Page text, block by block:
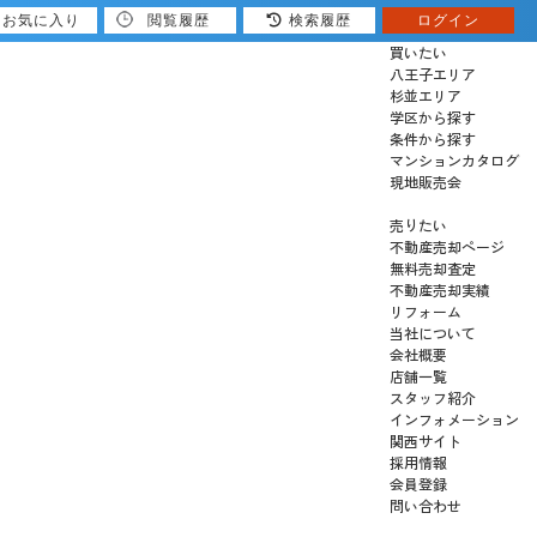
買いたい
八王子エリア
杉並エリア
学区から探す
条件から探す
マンションカタログ
現地販売会
売りたい
不動産売却ページ
無料売却査定
不動産売却実績
リフォーム
当社について
会社概要
店舗一覧
スタッフ紹介
インフォメーション
関西サイト
採用情報
会員登録
問い合わせ
お気に入り 閲覧履歴 検索履歴 ログイン